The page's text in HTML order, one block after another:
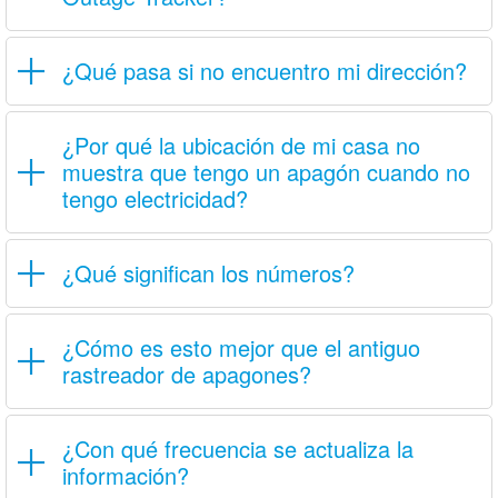
¿Qué pasa si no encuentro mi dirección?
¿Por qué la ubicación de mi casa no
muestra que tengo un apagón cuando no
tengo electricidad?
¿Qué significan los números?
¿Cómo es esto mejor que el antiguo
rastreador de apagones?
¿Con qué frecuencia se actualiza la
información?